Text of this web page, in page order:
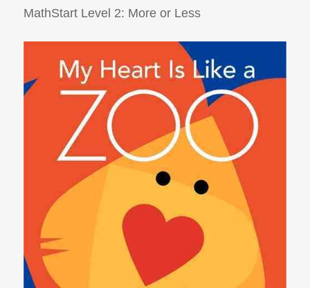
MathStart Level 2: More or Less